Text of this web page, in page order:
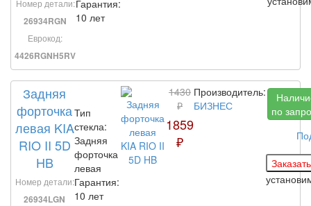
Номер детали:
26934RGN
Еврокод:
4426RGNH5RV
Гарантия:
10 лет
Задняя
форточка
левая KIA
RIO II 5D
HB
Номер детали:
26934LGN
Тип
стекла:
Задняя
форточка
левая
Гарантия:
10 лет
1430
₽
1859
₽
Производитель:
БИЗНЕС
по